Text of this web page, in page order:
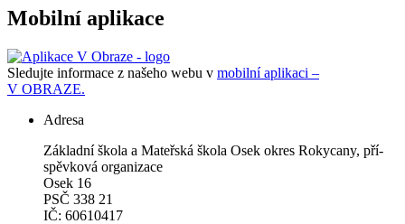
Mobilní aplikace
Sledujte informace z našeho webu v mobilní aplikaci –
V OBRAZE.
Adresa
Zá­klad­ní ško­la a Ma­teř­ská ško­la Osek okres Roky­ca­ny, pří­
spěv­ko­vá or­ga­ni­za­ce
Osek 16
PSČ 338 21
IČ: 60610417